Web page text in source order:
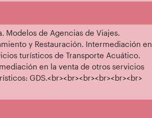
Modelos de Agencias de Viajes.
y Restauración. Intermediación en
turísticos de Transporte Acuático.
en la venta de otros servicios
GDS.<br><br><br><br><br><br>